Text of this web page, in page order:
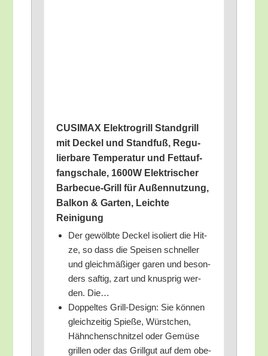
CUSIMAX Elek­tro­grill Stand­grill
mit Deckel und Stand­fuß, Regu­
lier­ba­re Tem­pe­ra­tur und Fett­auf­
fang­scha­le, 1600W Elek­tri­scher
Bar­be­cue-Grill für Außen­nut­zung,
Bal­kon & Gar­ten, Leich­te
Reinigung
Der gewölb­te Deckel iso­liert die Hit­
ze, so dass die Spei­sen schnel­ler
und gleich­mä­ßi­ger garen und beson­
ders saf­tig, zart und knusp­rig wer­
den. Die…
Dop­pel­tes Grill-Design: Sie kön­nen
gleich­zei­tig Spie­ße, Würst­chen,
Hähn­chen­schnit­zel oder Gemü­se
gril­len oder das Grill­gut auf dem obe­